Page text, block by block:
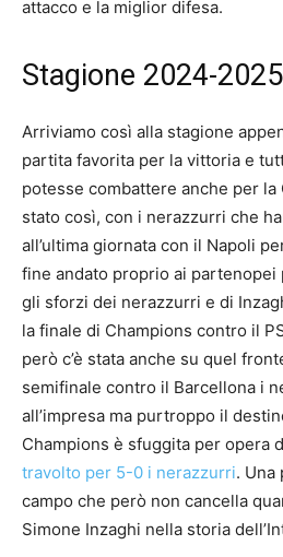
attacco e la miglior difesa.
Stagione 2024-2025
Arriviamo così alla stagione
partita favorita per la vittoria e
potesse combattere anche per la
stato così, con i nerazzurri che
all’ultima giornata con il Napoli
fine andato proprio ai partenopei
gli sforzi dei nerazzurri e di
la finale di Champions contro il
però c’è stata anche su quel
semifinale contro il Barcellona i
all’impresa ma purtroppo il
Champions è sfuggita per opera
travolto per 5-0 i nerazzurri. Una
campo che però non cancella
Simone Inzaghi nella storia